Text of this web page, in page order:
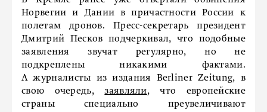
Норвегии и Дании в причастности России к
полетам дронов. Пресс-секретарь президент
Дмитрий Песков подчеркивал, что подобные
заявления звучат регулярно, но не
подкреплены никакими фактами.
А журналисты из издания Berliner Zeitung, в
свою очередь,заявляли, что европейские
страны специально преувеличивают